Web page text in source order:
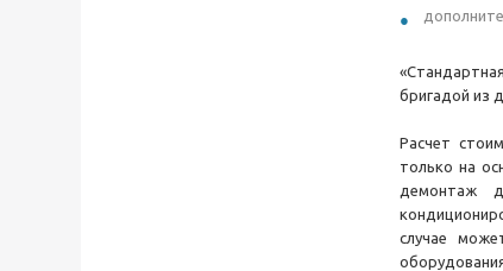
бригадой из
Расчет
только на
демонтаж
случае